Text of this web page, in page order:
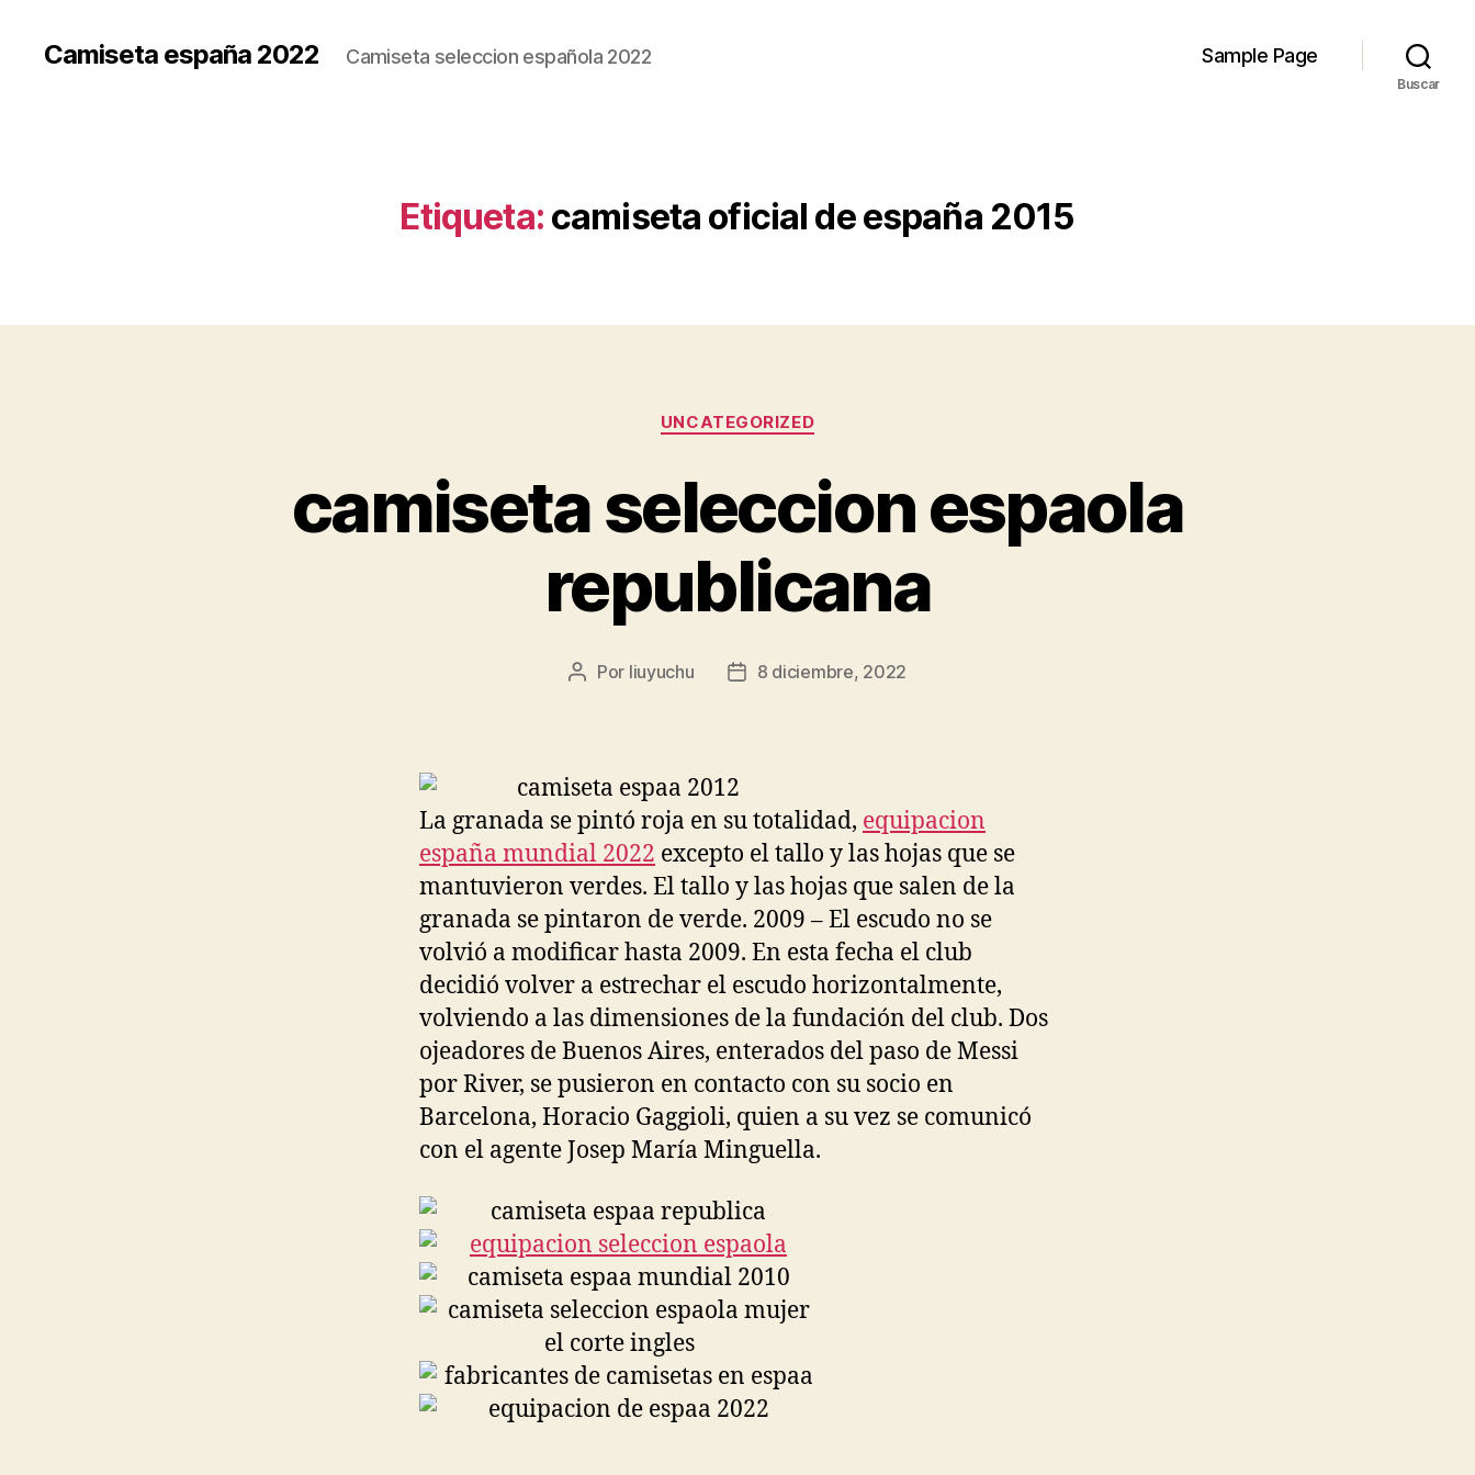
Camiseta españa 2022 Camiseta seleccion española 2022 Sample Page
Buscar
Etiqueta: camiseta oficial de españa 2015
Categorías
UNCATEGORIZED
camiseta seleccion espaola
republicana
Autor
Por liuyuchu
Fecha8 diciembre, 2022
La granada se pintó roja en su totalidad, equipacion
españa mundial 2022 excepto el tallo y las hojas que se
mantuvieron verdes. El tallo y las hojas que salen de la
granada se pintaron de verde. 2009 – El escudo no se
volvió a modificar hasta 2009. En esta fecha el club
decidió volver a estrechar el escudo horizontalmente,
volviendo a las dimensiones de la fundación del club. Dos
ojeadores de Buenos Aires, enterados del paso de Messi
por River, se pusieron en contacto con su socio en
Barcelona, Horacio Gaggioli, quien a su vez se comunicó
con el agente Josep María Minguella.